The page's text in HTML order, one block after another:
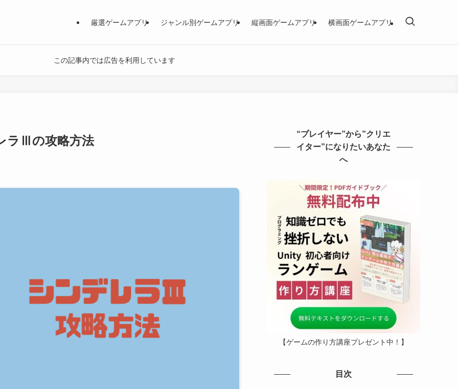
厳選ゲームアプリ ジャンル別ゲームアプリ 縦画面ゲームアプリ 横画面ゲームアプリ
この記事内では広告を利用しています
ラⅢの攻略方法
“プレイヤー”から”クリエ
イター”になりたいあなた
へ
【ゲームの作り方講座プレゼント中！】
目次